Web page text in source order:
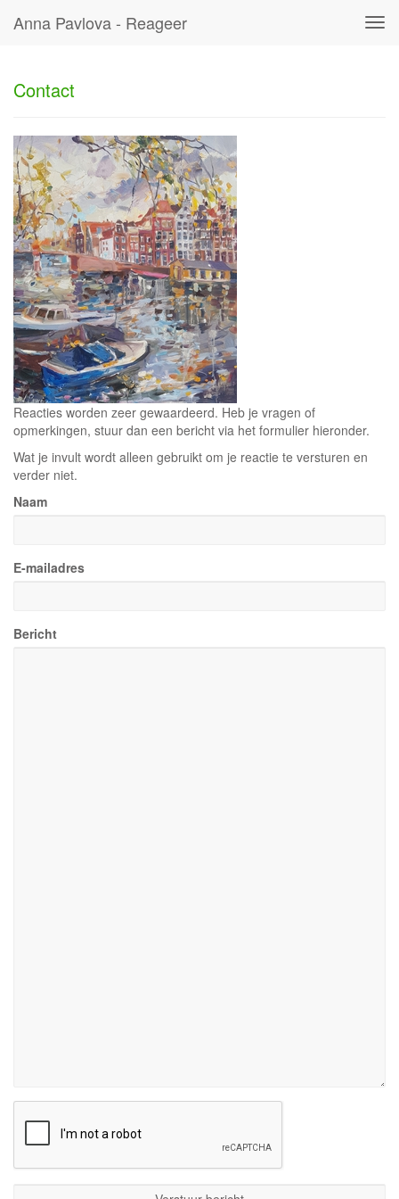
Anna Pavlova - Reageer
Contact
Reacties worden zeer gewaardeerd. Heb je vragen of
opmerkingen, stuur dan een bericht via het formulier hieronder.
Wat je invult wordt alleen gebruikt om je reactie te versturen en
verder niet.
Naam
E-mailadres
Bericht